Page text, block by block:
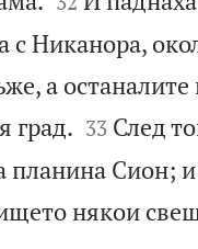
с Никанора,
а останалите
град. 

33 След
планина Сион;
някои